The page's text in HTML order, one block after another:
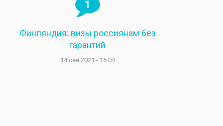
1
Финляндия: визы россиянам без
гарантий
14 сен 2021 - 15:04